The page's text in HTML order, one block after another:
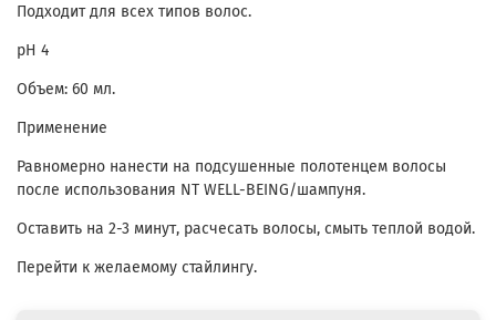
Подходит для всех типов волос.
pН 4
Объем: 60 мл.
Применение
Равномерно нанести на подсушенные полотенцем волосы
после использования NT WELL-BEING/шампуня.
Оставить на 2-3 минут, расчесать волосы, смыть теплой водой.
Перейти к желаемому стайлингу.